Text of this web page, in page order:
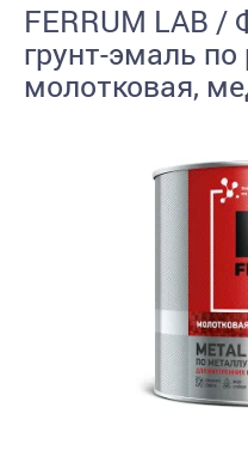
FERRUM LAB
грунт-эмаль
молотковая,